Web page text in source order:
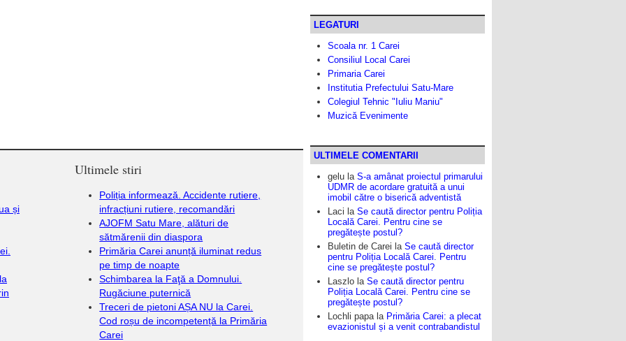
și
Ultimele stiri
Poliția informează. Accidente rutiere,
infracțiuni rutiere, recomandări
AJOFM Satu Mare, alături de
sătmărenii din diaspora
Primăria Carei anunță iluminat redus
pe timp de noapte
Schimbarea la Faţă a Domnului.
Rugăciune puternică
Treceri de pietoni AȘA NU la Carei.
Cod roșu de incompetență la Primăria
Carei
LEGATURI
Scoala nr. 1 Carei
Consiliul Local Carei
Primaria Carei
Institutia Prefectului Satu-Mare
Colegiul Tehnic "Iuliu Maniu"
Muzică Evenimente
ULTIMELE COMENTARII
gelu la S-a amânat proiectul primarului
UDMR de acordare gratuită a unui
imobil către o biserică adventistă
Laci la Se caută director pentru Poliția
Locală Carei. Pentru cine se
pregătește postul?
Buletin de Carei la Se caută director
pentru Poliția Locală Carei. Pentru
cine se pregătește postul?
Laszlo la Se caută director pentru
Poliția Locală Carei. Pentru cine se
pregătește postul?
Lochli papala Primăria Carei: a plecat
evazionistul și a venit contrabandistul